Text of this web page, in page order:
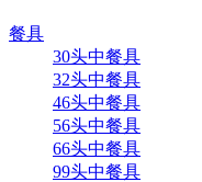
餐具
30头中餐具
32头中餐具
46头中餐具
56头中餐具
66头中餐具
99头中餐具